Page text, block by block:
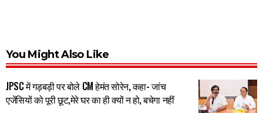
You Might Also Like
JPSC में गड़बड़ी पर बोले CM हेमंत सोरेन, कहा- जांच
एजेंसियों को पूरी छूट,मेरे घर का ही क्यों न हो, बचेगा नहीं